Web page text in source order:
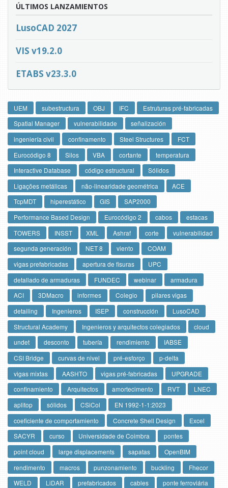
ÚLTIMOS LANZAMIENTOS
LusoCAD 2027
VIS v19.2.0
ETABS v23.3.0
UEM subestructura OBJ IFC
Estruturas pré-fabricadas
Spatial Manager
vulnerabilidade
señalización
ingeniería civil
confinamento Steel Structures
FCT
Eurocódigo 8
Silos VBA cortante
temperatura
Interactive Database
código estructural
Sólidos
Ligações metálicas
não-linearidade geométrica
ACE
TcpMDT
hiperestático GIS
SAP2000
Performance Based Design
Eurocódigo 2 cabos
estacas
TOWERS
INSST XML Ashraf corte
vulnerabilidad
segunda generación
NET 8 viento
COAM
vigas prefabricadas
apertura de fisuras
UPC
detallado de armaduras
FUNDEC webinar
armadura
ACI
3DMacro informes Colegio
pilares vigas
detailing
Ingenieros ISEP construcción
LusoCAD
Structural Academy
Ingenieros y arquitectos colegiados
cloud
undet
desconto tubería rendimiento
IABSE
CSI Bridge
curvas de nivel pré-esforço
p-delta
vigas mixtas
AASHTO vigas pré-fabricadas
UPGRADE
confinamiento
Arquitectos amortecimento RVT
LNEC
aplitop
sólidos CSiCol
EN 1992-1-1:2023
coeficiente de comportamiento
Concrete Shell Design
Excel
SACYR
curso Universidade de Coimbra
pontes
point cloud
large displacements sapatas
OpenBIM
rendimento
macros punzonamiento buckling
Fhecor
WELD
LiDAR prefabricados cables
ponte ferroviária